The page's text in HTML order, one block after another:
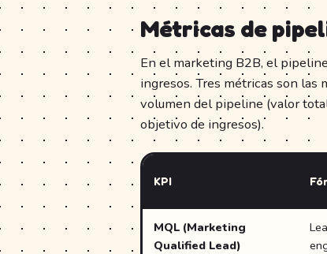
Métricas de
En el marketing B2B, el
ingresos. Tres métricas son las
volumen del pipeline (valor
objetivo de ingresos).
KPI
MQL (Marketing
Qualified Lead)